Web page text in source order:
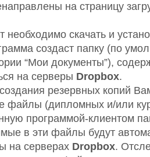
на страницу
необходимо скачать и
создаст папку (по
“Мои документы”),
на серверы Dropbox.
резервных копий
файлы (дипломных и/или
программой-клиентом
в эти файлы будут
на серверах Dropbox.